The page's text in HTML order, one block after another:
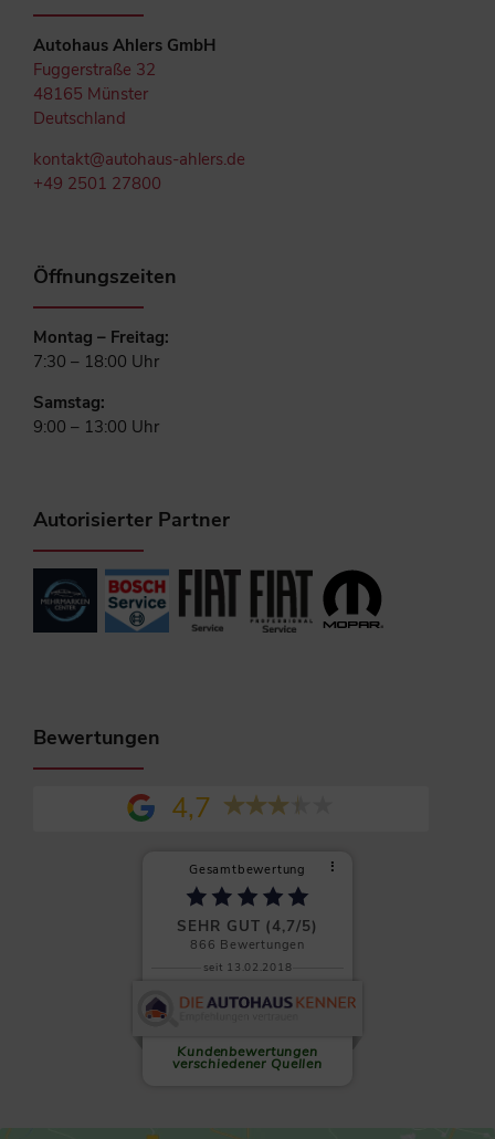
Autohaus Ahlers GmbH
Fuggerstraße 32
48165 Münster
Deutschland
kontakt@autohaus-ahlers.de
+49 2501 27800
Öffnungszeiten
Montag – Freitag:
7:30 – 18:00 Uhr
Samstag:
9:00 – 13:00 Uhr
Autorisierter Partner
Bewertungen
4,7
Gesamtbewertung ⠇
SEHR GUT (4,7/5)
866 Bewertungen
seit 13.02.2018
Kundenbewertungen
verschiedener Quellen
Clemens L.
Auf allen Ebenen absolut zu